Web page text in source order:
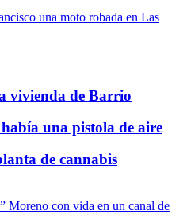
vivienda de Barrio
una pistola de aire
de cannabis